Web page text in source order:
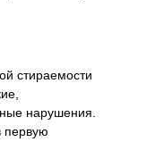
стираемости
нарушения.
первую